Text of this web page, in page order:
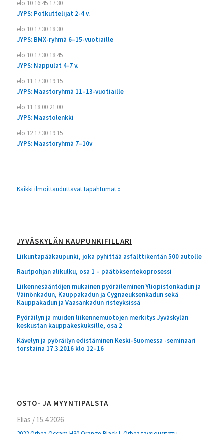
elo 1016:45 17:30
JYPS: Potkuttelijat 2-4 v.
elo 1017:30 18:30
JYPS: BMX-ryhmä 6–15-vuotiaille
elo 1017:30 18:45
JYPS: Nappulat 4-7 v.
elo 1117:30 19:15
JYPS: Maastoryhmä 11–13-vuotiaille
elo 1118:00 21:00
JYPS: Maastolenkki
elo 1217:30 19:15
JYPS: Maastoryhmä 7–10v
Kaikki ilmoittauduttavat tapahtumat »
JYVÄSKYLÄN KAUPUNKIFILLARI
Liikuntapääkaupunki, joka pyhittää asfalttikentän 500 autolle
Rautpohjan alikulku, osa 1 – päätöksentekoprosessi
Liikennesääntöjen mukainen pyöräileminen Yliopistonkadun ja
Väinönkadun, Kauppakadun ja Cygnaeuksenkadun sekä
Kauppakadun ja Vaasankadun risteyksissä
Pyöräilyn ja muiden liikennemuotojen merkitys Jyväskylän
keskustan kauppakeskuksille, osa 2
Kävelyn ja pyöräilyn edistäminen Keski-Suomessa -seminaari
torstaina 17.3.2016 klo 12–16
OSTO- JA MYYNTIPALSTA
Elias / 15.4.2026